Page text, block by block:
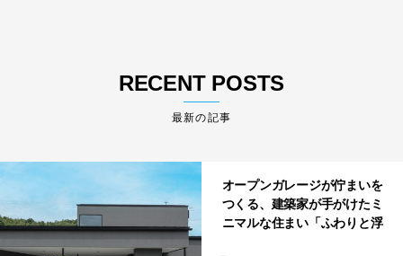
RECENT POSTS
最新の記事
オープンガレージが佇まいを
つくる、建築家が手がけたミ
ニマルな住まい「ふわりと浮